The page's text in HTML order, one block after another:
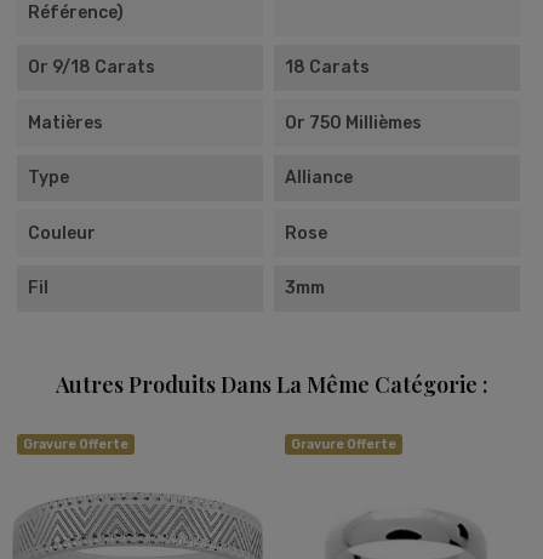
Référence)
Or 9/18 Carats 18 Carats
Matières Or 750 Millièmes
Type Alliance
Couleur Rose
Fil 3mm
Autres Produits Dans La Même Catégorie :
Gravure Offerte Gravure Offerte